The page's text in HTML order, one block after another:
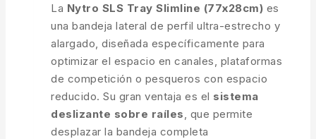
La Nytro SLS Tray Slimline (77x28cm) es
una bandeja lateral de perfil ultra-estrecho y
alargado, diseñada específicamente para
optimizar el espacio en canales, plataformas
de competición o pesqueros con espacio
reducido. Su gran ventaja es el sistema
deslizante sobre raíles , que permite
desplazar la bandeja completa